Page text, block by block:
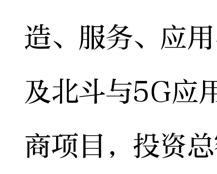
造、服务、应
及北斗与5G应
商项目，投资